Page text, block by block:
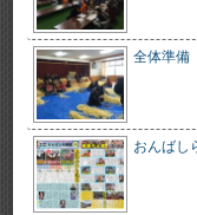
全体準備
おんばし